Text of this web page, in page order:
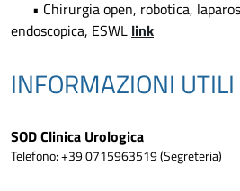
• Chirurgia open, robotica,
endoscopica, ESWL link
INFORMAZIONI UTILI
SOD Clinica Urologica
Telefono: +39 0715963519 (Segreteria)